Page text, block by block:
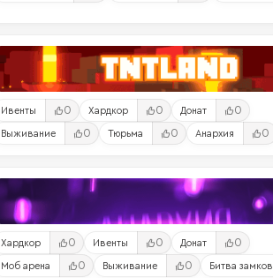
Ивенты 0 Хардкор 0 Донат 0
Выживание 0 Тюрьма 0 Анархия 0
Хардкор 0 Ивенты 0 Донат 0
Моб арена 0 Выживание 0 Битва замков